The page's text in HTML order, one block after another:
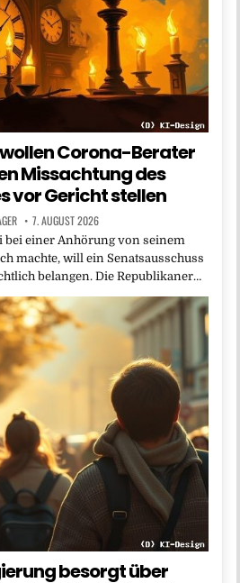
Corona-Berater
Missachtung des
vor Gericht stellen
7. AUGUST 2026
bei einer Anhörung von seinem
machte, will ein Senatsausschuss
belangen. Die Republikaner…
besorgt über